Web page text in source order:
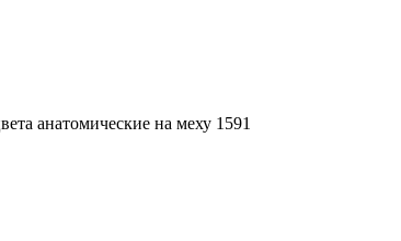
анатомические на меху 1591